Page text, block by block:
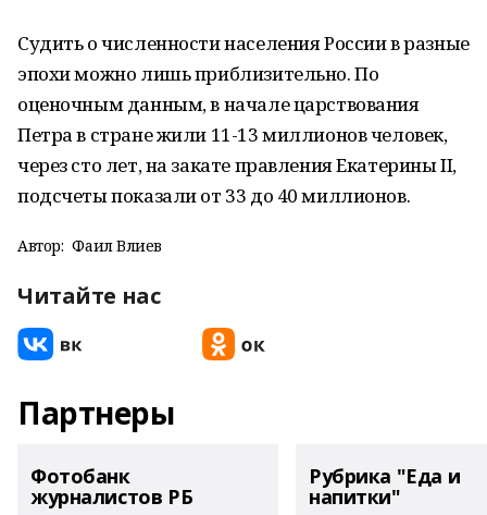
Судить о численности населения России в разные
эпохи можно лишь приблизительно. По
оценочным данным, в начале царствования
Петра в стране жили 11-13 миллионов человек,
через сто лет, на закате правления Екатерины II,
подсчеты показали от 33 до 40 миллионов.
Автор: Фаил Вәлиев
Читайте нас
Партнеры
Фотобанк
журналистов РБ
Рубрика "Еда и
напитки"